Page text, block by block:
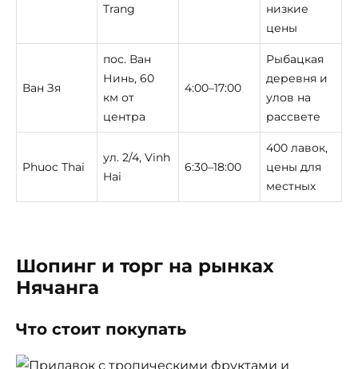
Trang
низкие
цены
Ван Зя
пос. Ван
Нинь, 60
км от
центра
4:00–17:00
Рыбацкая
деревня и
улов на
рассвете
Phuoc Thai
ул. 2/4, Vinh
Hai
6:30–18:00
400 лавок,
цены для
местных
Шопинг и торг на рынках
Нячанга
Что стоит покупать